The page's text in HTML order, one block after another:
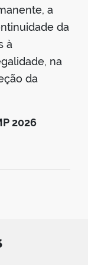
a
da
à
na
da
2026